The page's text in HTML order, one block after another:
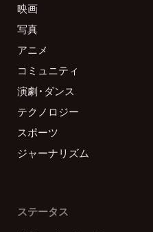
映画
写真
アニメ
コミュニティ
演劇・ダンス
テクノロジー
スポーツ
ジャーナリズム
ステータス